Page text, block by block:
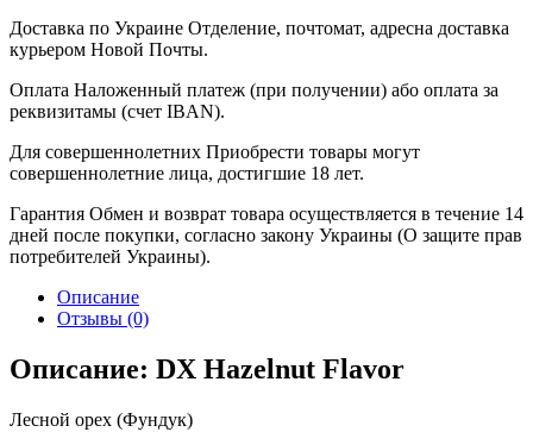
Доставка по Украине Отделение, почтомат, адресна доставка
курьером Новой Почты.
Оплата Наложенный платеж (при получении) або оплата за
реквизитамы (счет IBAN).
Для совершеннолетних Приобрести товары могут
совершеннолетние лица, достигшие 18 лет.
Гарантия Обмен и возврат товара осуществляется в течение 14
дней после покупки, согласно закону Украины (О защите прав
потребителей Украины).
Описание
Отзывы (0)
Описание: DX Hazelnut Flavor
Лесной орех (Фундук)